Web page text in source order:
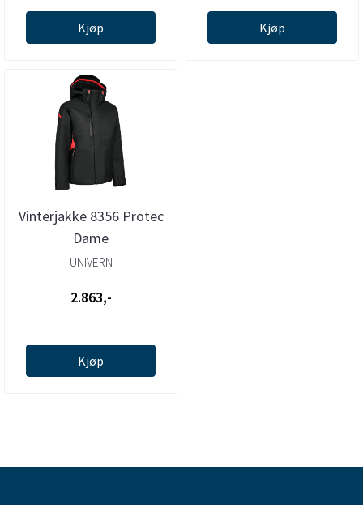
Kjøp Kjøp
Vinterjakke 8356 Protec
Dame
UNIVERN
2.863,-
Kjøp